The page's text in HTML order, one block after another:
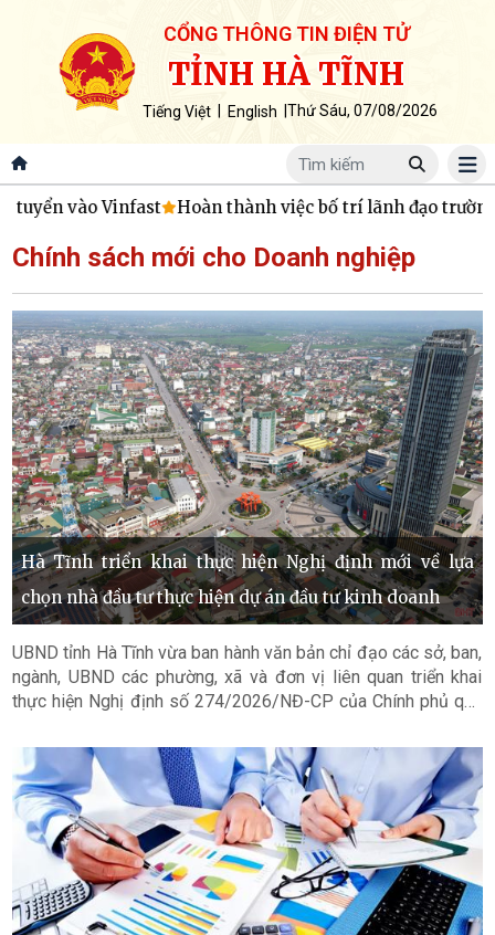
CỔNG THÔNG TIN ĐIỆN TỬ
TỈNH HÀ TĨNH
Tiếng Việt English Thứ Sáu, 07/08/2026
vào Vinfast Hoàn thành việc bố trí lãnh đạo trường
Chính sách mới cho Doanh nghiệp
Hà Tĩnh triển khai thực hiện Nghị định mới về lựa
chọn nhà đầu tư thực hiện dự án đầu tư kinh doanh
UBND tỉnh Hà Tĩnh vừa ban hành văn bản chỉ đạo các sở, ban,
ngành, UBND các phường, xã và đơn vị liên quan triển khai
thực hiện Nghị định số 274/2026/NĐ-CP của Chính phủ quy
về lựa chọn nhà đầu tư thực hiện dự án đầu tư kinh doanh,
bảo đảm việc tổ chức thực hiện kịp thời, thống nhất và đúng
quy định.